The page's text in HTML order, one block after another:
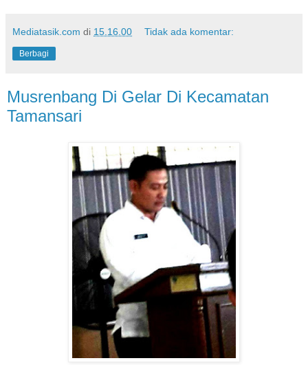
Mediatasik.com di 15.16.00 Tidak ada komentar:
Berbagi
Musrenbang Di Gelar Di Kecamatan
Tamansari